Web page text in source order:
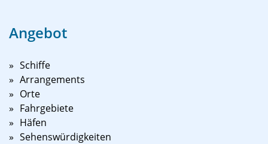
Angebot
Schiffe
Arrangements
Orte
Fahrgebiete
Häfen
Sehenswürdigkeiten